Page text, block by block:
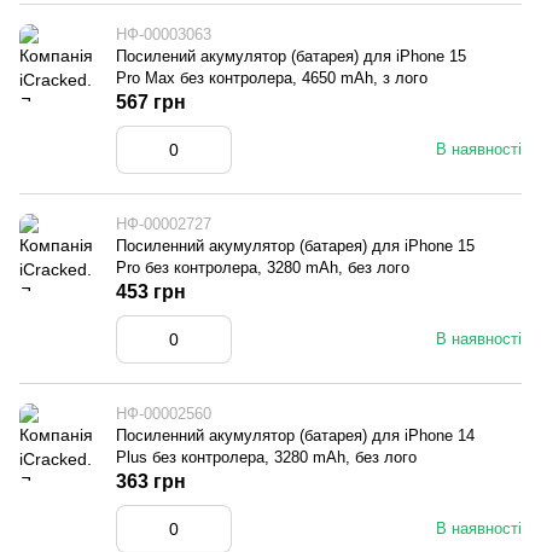
НФ-00003063
Посилений акумулятор (батарея) для iPhone 15
Pro Max без контролера, 4650 mAh, з лого
В наявності
567 грн
НФ-00002727
Посиленний акумулятор (батарея) для iPhone 15
Pro без контролера, 3280 mAh, без лого
В наявності
453 грн
НФ-00002560
Посиленний акумулятор (батарея) для iPhone 14
Plus без контролера, 3280 mAh, без лого
В наявності
363 грн